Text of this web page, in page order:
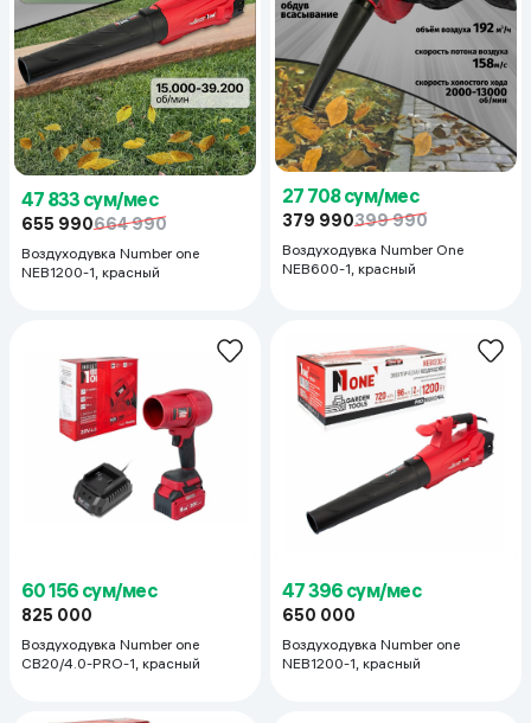
47 833 сум/мес
655 990664 990
Воздуходувка Number one
NEB1200-1, красный
27 708 сум/мес
379 990399 990
Воздуходувка Number One
NEB600-1, красный
60 156 сум/мес
825 000
Воздуходувка Number one
CB20/4.0-PRO-1, красный
47 396 сум/мес
650 000
Воздуходувка Number one
NEB1200-1, красный